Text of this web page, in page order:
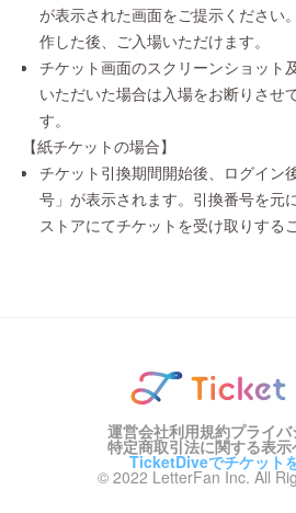
が表示された画面をご提示ください
作した後、ご入場いただけます。
チケット画面のスクリーンショット
いただいた場合は入場をお断りさせ
す。
【紙チケットの場合】
チケット引換期間開始後、ログイン
号」が表示されます。引換番号を元
ストアにてチケットを受け取りする
運営会社利用規約プライ
特定商取引法に関する表示
TicketDiveでチケット
© 2022 LetterFan Inc. All